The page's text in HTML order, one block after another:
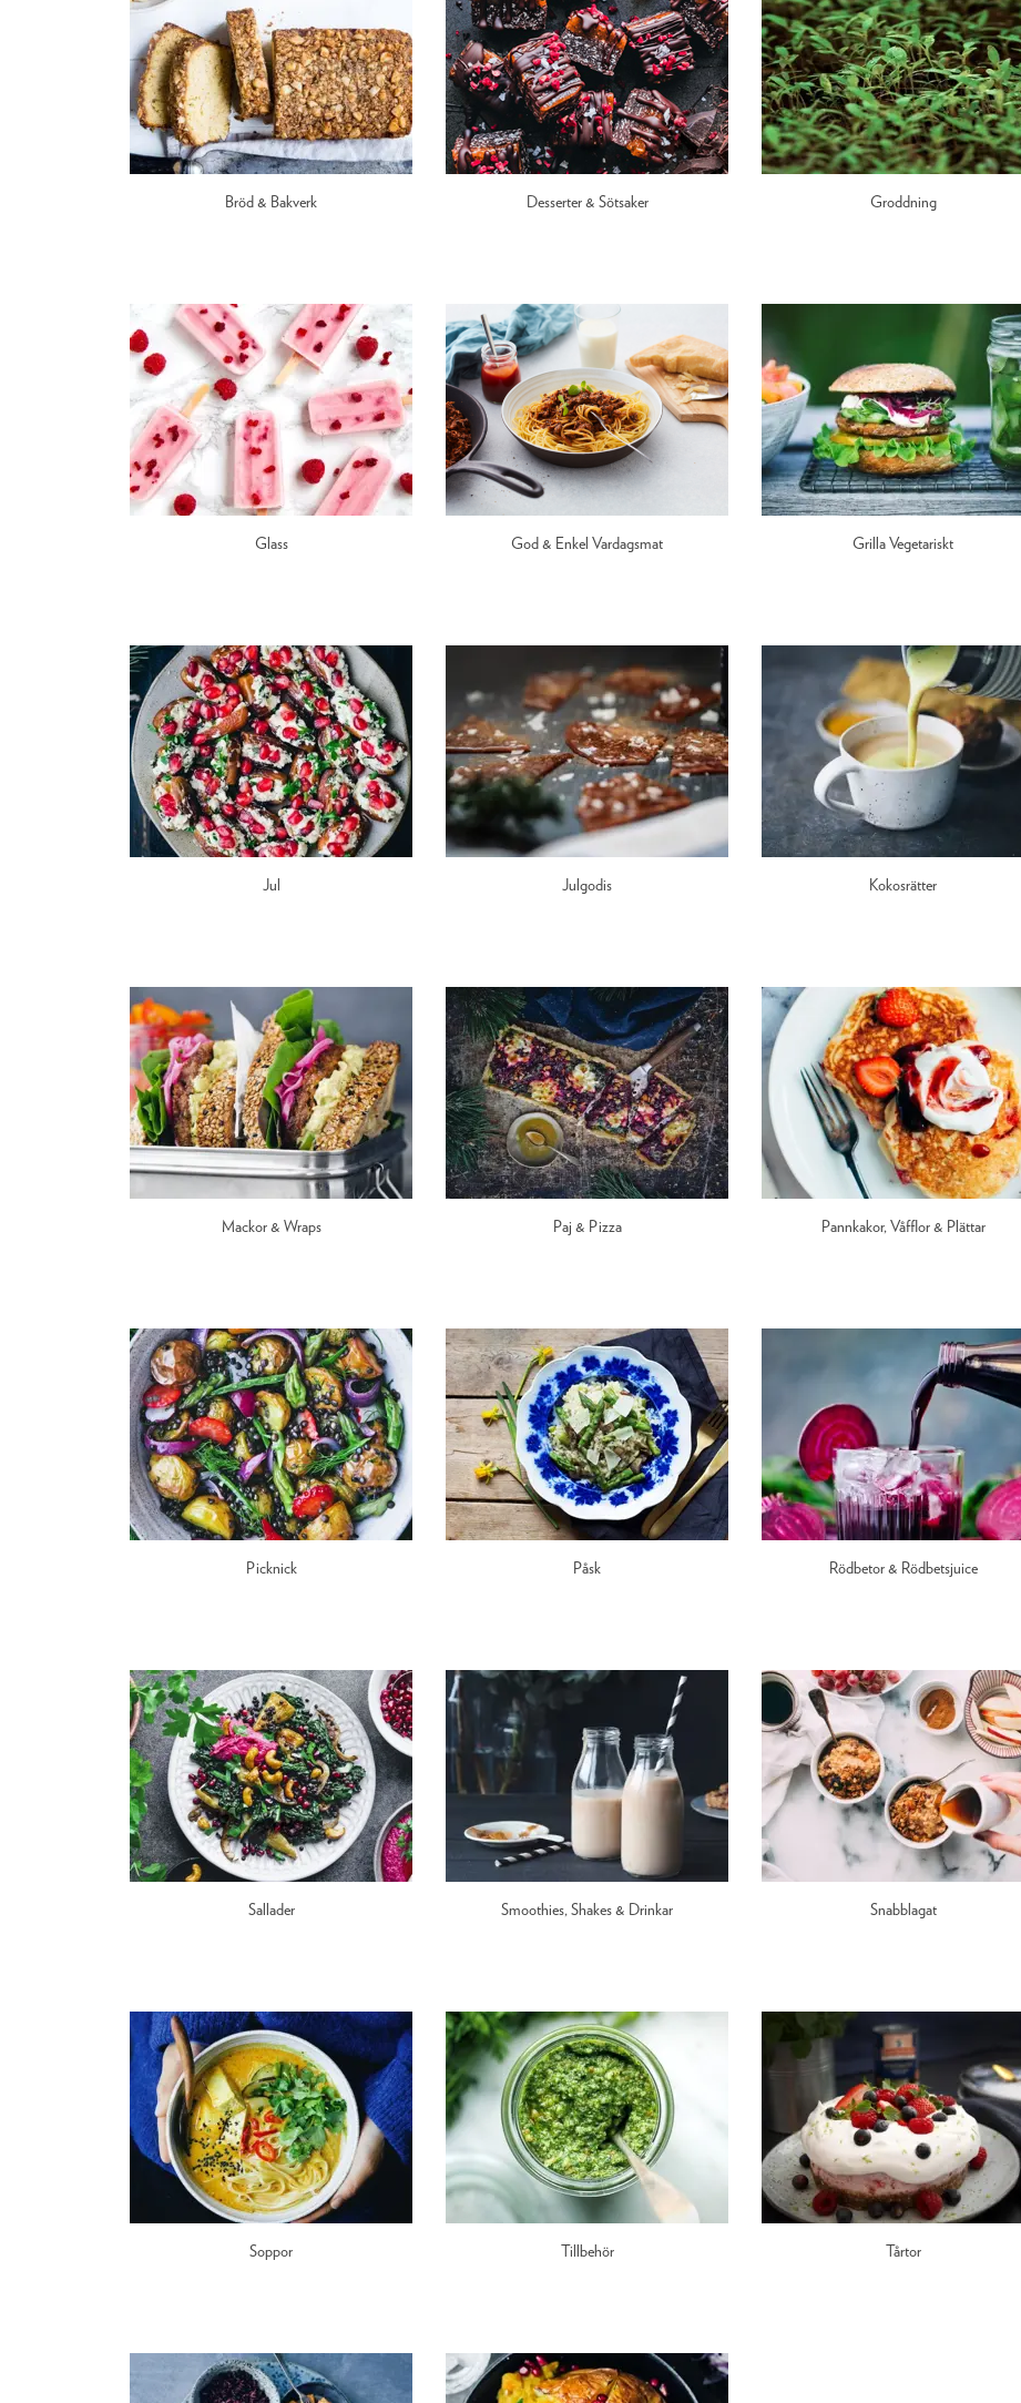
Bröd & Bakverk Desserter & Sötsaker Groddning
Glass God & Enkel Vardagsmat Grilla Vegetariskt
Jul Julgodis Kokosrätter
Mackor & Wraps Paj & Pizza Pannkakor, Våfflor & Plättar
Picknick Påsk Rödbetor & Rödbetsjuice
Sallader Smoothies, Shakes & Drinkar Snabblagat
Soppor Tillbehör Tårtor